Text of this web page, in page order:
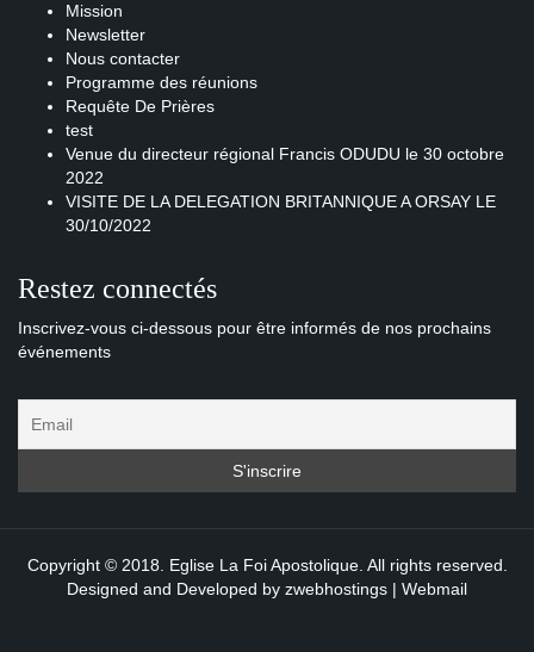
Mission
Newsletter
Nous contacter
Programme des réunions
Requête De Prières
test
Venue du directeur régional Francis ODUDU le 30 octobre
2022
VISITE DE LA DELEGATION BRITANNIQUE A ORSAY LE
30/10/2022
Restez connectés
Inscrivez-vous ci-dessous pour être informés de nos prochains
événements
Copyright © 2018. Eglise La Foi Apostolique. All rights reserved.
Designed and Developed by zwebhostings | Webmail